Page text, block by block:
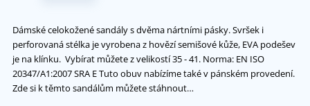
Dámské celokožené sandály s dvěma nártními pásky. Svršek i
perforovaná stélka je vyrobena z hovězí semišové kůže, EVA podešev
je na klínku. Vybírat můžete z velikostí 35 - 41. Norma: EN ISO
20347/A1:2007 SRA E Tuto obuv nabízíme také v pánském provedení.
Zde si k těmto sandálům můžete stáhnout…